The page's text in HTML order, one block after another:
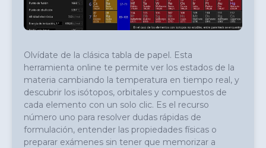
Olvídate de la clásica tabla de papel. Esta
herramienta online te permite ver los estados de la
materia cambiando la temperatura en tiempo real, y
descubrir los isótopos, orbitales y compuestos de
cada elemento con un solo clic. Es el recurso
número uno para resolver dudas rápidas de
formulación, entender las propiedades físicas o
preparar exámenes sin tener que memorizar a